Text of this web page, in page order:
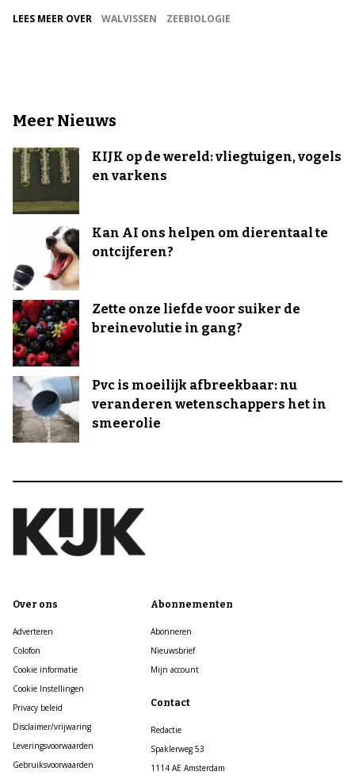
LEES MEER OVER WALVISSEN ZEEBIOLOGIE
Meer Nieuws
KIJK op de wereld: vliegtuigen, vogels
en varkens
Kan AI ons helpen om dierentaal te
ontcijferen?
Zette onze liefde voor suiker de
breinevolutie in gang?
Pvc is moeilijk afbreekbaar: nu
veranderen wetenschappers het in
smeerolie
Over ons
Adverteren
Colofon
Cookie informatie
Cookie Instellingen
Privacy beleid
Disclaimer/vrijwaring
Leveringsvoorwaarden
Gebruiksvoorwaarden
Abonnementen
Abonneren
Nieuwsbrief
Mijn account
Contact
Redactie
Spaklerweg 53
1114 AE Amsterdam